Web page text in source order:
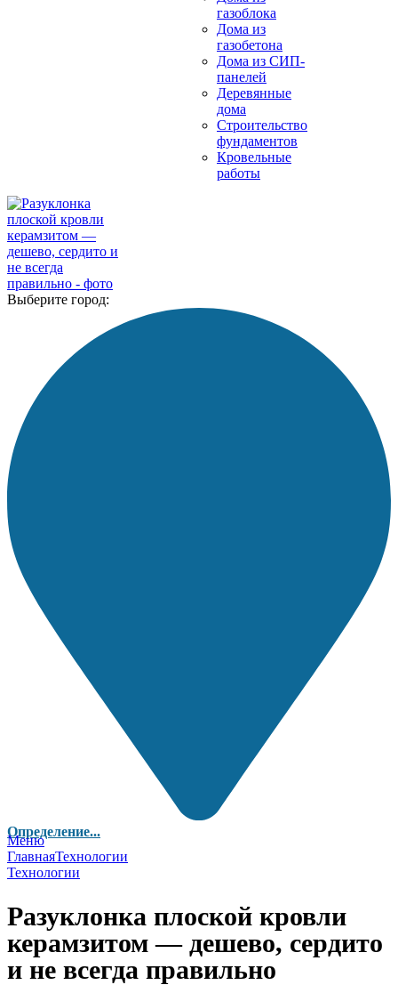
газоблока
Дома из
газобетона
Дома из СИП-
панелей
Деревянные
дома
Строительство
фундаментов
Кровельные
работы
Выберите город:
Определение...
Меню
ГлавнаяТехнологии
Технологии
Разуклонка плоской кровли
керамзитом — дешево, сердито
и не всегда правильно